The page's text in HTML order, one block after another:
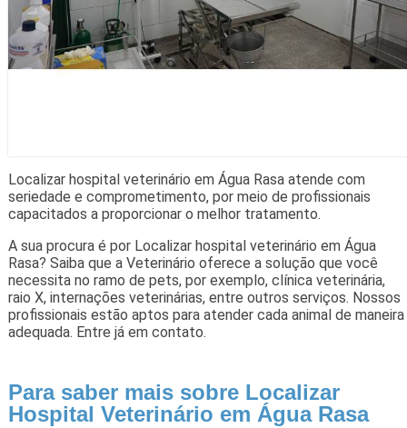
Localizar hospital veterinário em Água Rasa atende com
seriedade e comprometimento, por meio de profissionais
capacitados a proporcionar o melhor tratamento.
A sua procura é por Localizar hospital veterinário em Água
Rasa? Saiba que a Veterinário oferece a solução que você
necessita no ramo de pets, por exemplo, clínica veterinária,
raio X, internações veterinárias, entre outros serviços. Nossos
profissionais estão aptos para atender cada animal de maneira
adequada. Entre já em contato.
Para saber mais sobre Localizar
Hospital Veterinário em Água Rasa